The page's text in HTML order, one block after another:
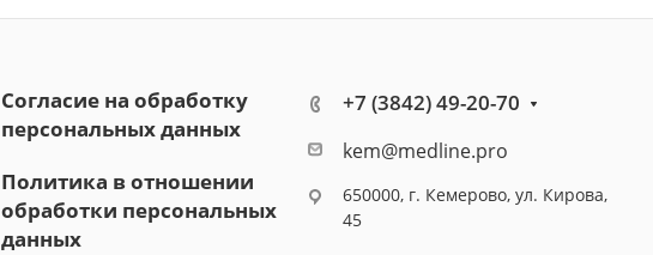
Согласие на обработку
персональных данных
Политика в отношении
обработки персональных
данных
+7 (3842) 49-20-70
kem@medline.pro
650000, г. Кемерово, ул. Кирова,
45